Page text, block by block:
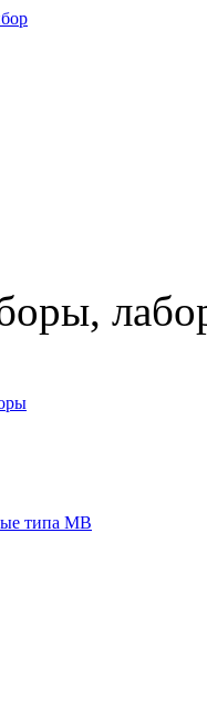
типа МВ